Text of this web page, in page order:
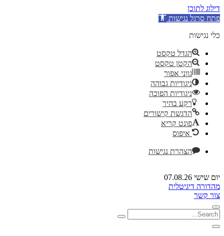
דילוג לתוכן
פתח סרגל נגישות
כלי נגישות
הגדל טקסט
הקטן טקסט
גווני אפור
ניגודיות גבוהה
ניגודיות הפוכה
רקע בהיר
הדגשת קישורים
פונט קריא
איפוס
הצהרת נגישות
יום שישי 07.08.26
מהדורה דיגיטלית
צור קשר